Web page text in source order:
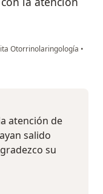
Otorrinolaringología •
atención de
salido
su